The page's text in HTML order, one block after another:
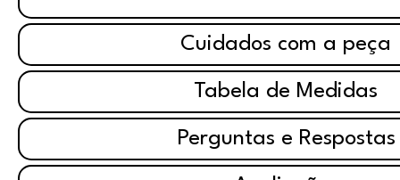
Cuidados com a peça
Tabela de Medidas
Perguntas e Respostas